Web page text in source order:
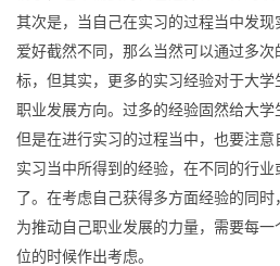
其次是，当自己在实习的过程当中发
爱好截然不同，那么当然可以通过多次
标，但其实，更多的实习经验对于大
职业发展方向。过多的经验固然给大学
但是在进行实习的过程当中，也要注
实习当中所得到的经验，在不同的行
了。在考虑自己获得多方面经验的同
为推动自己职业发展的力量，需要每
位的时候作出考虑。